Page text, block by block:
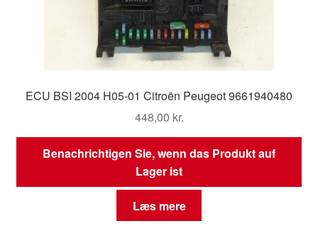
ECU BSI 2004 H05-01 Citroën Peugeot 9661940480
448,00 kr.
Benachrichtigen Sie, wenn das Produkt auf
Lager ist
Læs mere